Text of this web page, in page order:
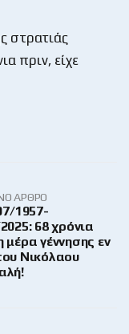
στρατιάς
πριν, είχε
ΆΡΘΡΟ
1957-
68 χρόνια
μέρα γέννησης εν
Νικόλαου